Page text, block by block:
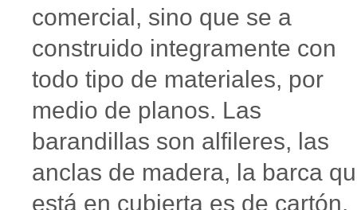
comercial, sino que se a
construido integramente con
todo tipo de materiales, por
medio de planos. Las
barandillas son alfileres, las
anclas de madera, la barca
está en cubierta es de cartón,